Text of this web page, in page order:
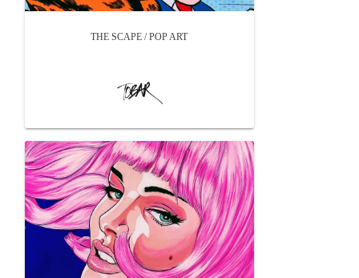
THE SCAPE / POP ART